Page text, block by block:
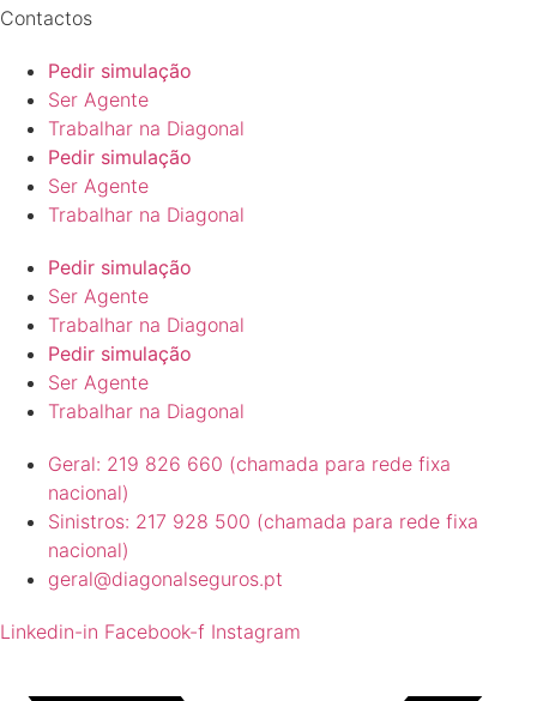
Contactos
Pedir simulação
Ser Agente
Trabalhar na Diagonal
Pedir simulação
Ser Agente
Trabalhar na Diagonal
Pedir simulação
Ser Agente
Trabalhar na Diagonal
Pedir simulação
Ser Agente
Trabalhar na Diagonal
Geral: 219 826 660 (chamada para rede fixa
nacional)
Sinistros: 217 928 500 (chamada para rede fixa
nacional)
geral@diagonalseguros.pt
Linkedin-in Facebook-f Instagram